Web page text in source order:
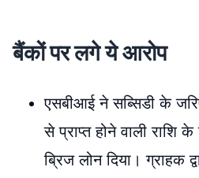
बैंकों पर लगे ये आरोप
एसबीआई ने सब्सिडी के
से प्राप्त होने वाली राशि
ब्रिज लोन दिया। ग्राहक